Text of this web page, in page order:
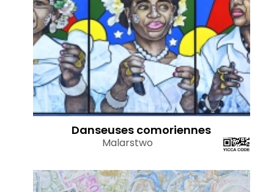
Danseuses comoriennes
Malarstwo